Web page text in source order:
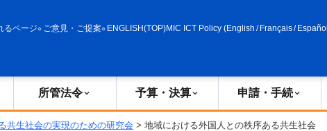
るページ ご意見・ご提案 ENGLISH(TOP)MIC ICT Policy (English / Français/ Español
所管法令 予算・決算 申請・手続
共生社会の実現のための研究会 > 地域における外国人との秩序ある共生社会